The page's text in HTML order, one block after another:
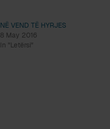
NË VEND TË HYRJES
8 May 2016
In "Letërsi"